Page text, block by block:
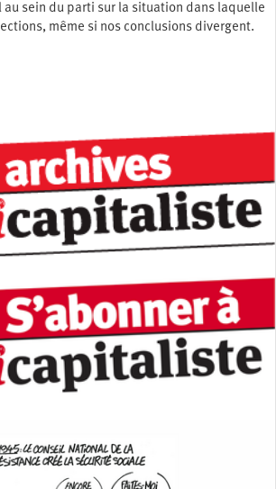
au sein du parti sur la situation dans laquelle
même si nos conclusions divergent.